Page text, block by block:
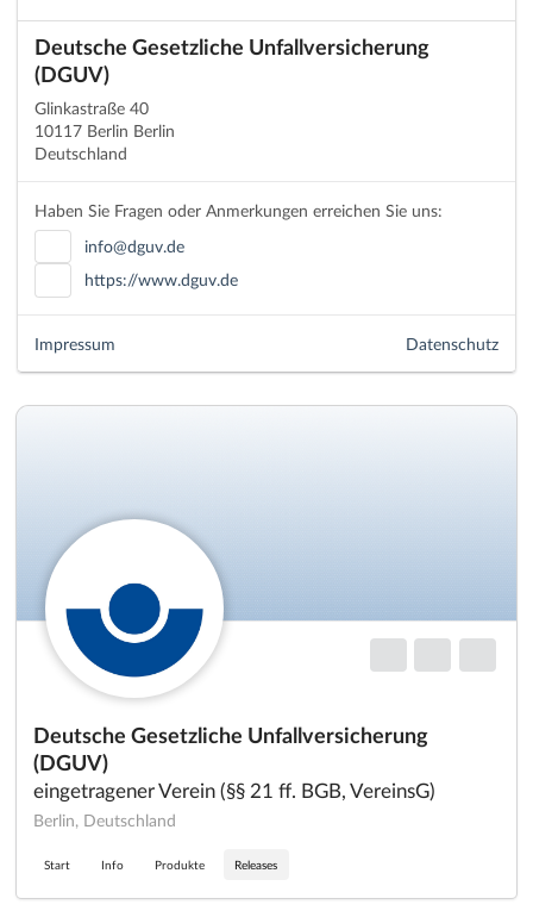
Deutsche Gesetzliche Unfallversicherung
(DGUV)
eingetragener Verein (§§ 21 ff. BGB, VereinsG)
Berlin, Deutschland
Start Info Produkte Releases
Deutsche Gesetzliche Unfallversicherung
(DGUV)
Glinkastraße 40
10117 Berlin Berlin
Deutschland
Haben Sie Fragen oder Anmerkungen erreichen Sie uns:
info@dguv.de
https://www.dguv.de
Datenschutz
Impressum